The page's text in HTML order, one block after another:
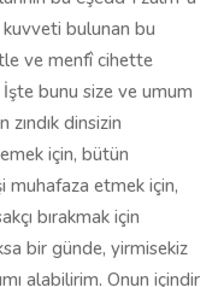
kuvveti bulunan bu
ve menfî cihette
bunu size ve umum
dinsizin
için, bütün
etmek için,
bırakmak için
bir günde, yirmisekiz
alabilirim. Onun içindir